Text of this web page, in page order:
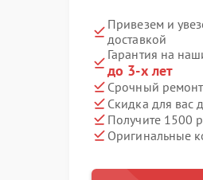
Привезем и
доставкой
Гарантия на
до 3-х лет
Срочный ремонт
Скидка для вас
Получите 1500
Оригинальные